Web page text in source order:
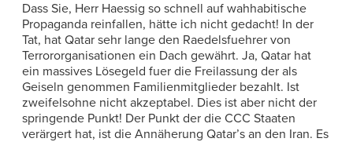
Dass Sie, Herr Haessig so schnell auf wahhabitische
Propaganda reinfallen, hätte ich nicht gedacht! In der
Tat, hat Qatar sehr lange den Raedelsfuehrer von
Terrororganisationen ein Dach gewährt. Ja, Qatar hat
ein massives Lösegeld fuer die Freilassung der als
Geiseln genommen Familienmitglieder bezahlt. Ist
zweifelsohne nicht akzeptabel. Dies ist aber nicht der
springende Punkt! Der Punkt der die CCC Staaten
verärgert hat, ist die Annäherung Qatar’s an den Iran. Es